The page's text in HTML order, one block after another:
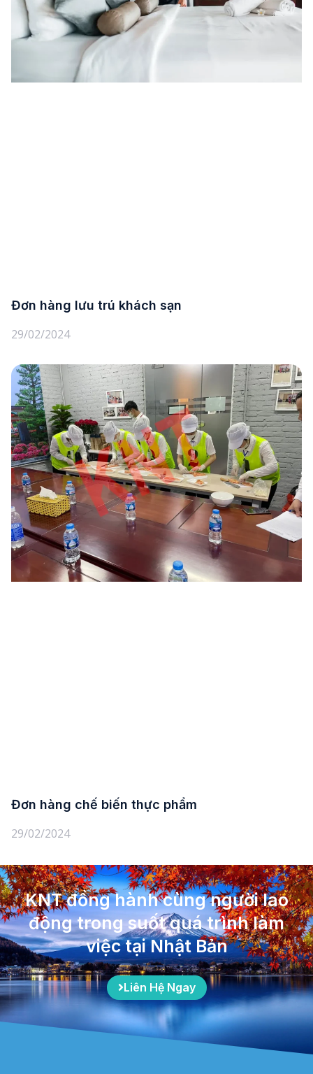
Đơn hàng lưu trú khách sạn
29/02/2024
Đơn hàng chế biến thực phẩm
29/02/2024
KNT đồng hành cùng người lao
động trong suốt quá trình làm
việc tại Nhật Bản
Liên Hệ Ngay